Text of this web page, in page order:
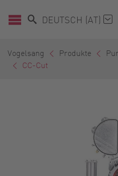
DEUTSCH (AT)
Vogelsang Produkte
CC-Cut